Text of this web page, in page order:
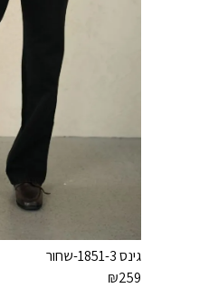
גינס 1851-3-שחור
₪259